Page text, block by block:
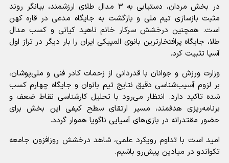
در بخش مردان، دستیابی به ۳ مدال طلای ارزشمند، بیانگر روند
مثبت بازسازی تیم ملی و بازگشت به جایگاه مدعی در قاره کهن
است. همچنین درخشش سرکار خانم ناهید کیانی و کسب مدال
طلا، جایگاه پرافتخارترین بانوی المپیکی ایران را بار دیگر در تراز اول
آسیا تثبیت کرد.
وزارت ورزش و جوانان با قدردانی از زحمات کادر فنی و ملی‌پوشان،
بر لزوم آسیب‌شناسی دقیق نتایج تیم بانوان و جایگاه چهارم کسب
شده تاکید دارد. انتظار می‌رود با تحلیل کارشناسی نقاط ضعف و
برنامه‌ریزی هدفمند، مسیر ارتقای سطح کیفی این بخش برای
حضور مقتدرانه در بازی‌های آسیایی ناگویا هموار گردد.
امید است با تداوم رویکرد علمی، شاهد درخشش روزافزون جامعه
تکواندو در میادین پیش‌رو باشیم.